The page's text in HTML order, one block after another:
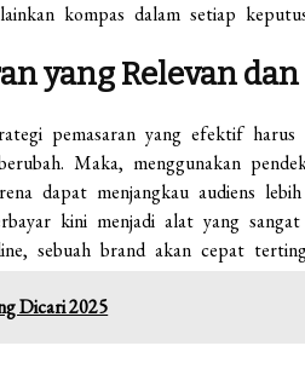
kompas dalam setiap
yang Relevan
pemasaran yang efektif
Maka, menggunakan
dapat menjangkau audiens
kini menjadi alat yang
sebuah brand akan cepat
Dicari 2025